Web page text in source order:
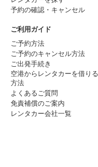
予約の確認・キャンセル
ご利用ガイド
ご予約方法
ご予約のキャンセル方法
ご出発手続き
空港からレンタカーを借りる
方法
よくあるご質問
免責補償のご案内
レンタカー会社一覧